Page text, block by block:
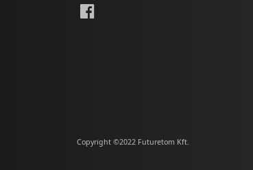
Copyright ©2022 Futuretom Kft.